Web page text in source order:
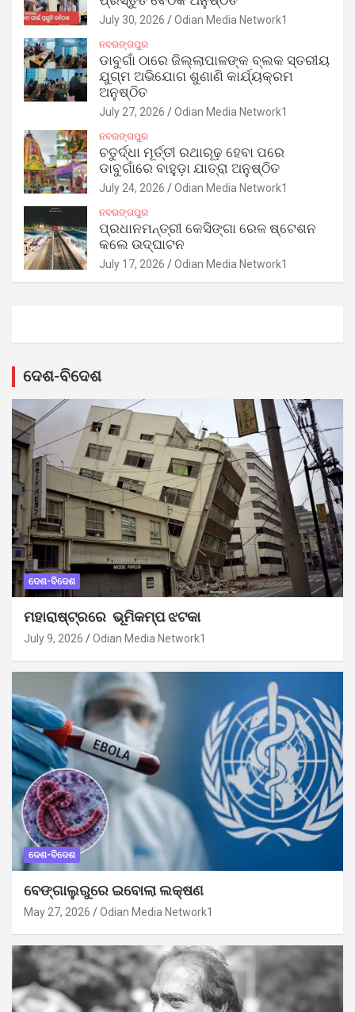
July 30, 2026 Odian Media Network1
ନବରଙ୍ଗପୁର
ଡାବୁଗାଁ ଠାରେ ଜିଲ୍ଲାପାଳଙ୍କ ବ୍ଲକ ସ୍ତରୀୟ
ଯୁଗ୍ମ ଅଭିଯୋଗ ଶୁଣାଣି କାର୍ଯ୍ୟକ୍ରମ
ଅନୁଷ୍ଠିତ
July 27, 2026 Odian Media Network1
ନବରଙ୍ଗପୁର
ଚତୁର୍ଦ୍ଧା ମୂର୍ତ୍ତୀ ରଥାରୂଢ଼ ହେବା ପରେ
ଡାବୁଗାଁରେ ବାହୁଡ଼ା ଯାତ୍ରା ଅନୁଷ୍ଠିତ
July 24, 2026 Odian Media Network1
ନବରଙ୍ଗପୁର
ପ୍ରଧାନମନ୍ତ୍ରୀ କେସିଙ୍ଗା ରେଳ ଷ୍ଟେଶନ
କଲେ ଉଦ୍‌ଘାଟନ
July 17, 2026 Odian Media Network1
ଦେଶ-ବିଦେଶ
ଦେଶ-ବିଦେଶ
ମହାରାଷ୍ଟ୍ରରେ ଭୂମିକମ୍ପ ଝଟକା
July 9, 2026 Odian Media Network1
ଦେଶ-ବିଦେଶ
ବେଙ୍ଗାଲୁରୁରେ ଇବୋଲା ଲକ୍ଷଣ
May 27, 2026 Odian Media Network1